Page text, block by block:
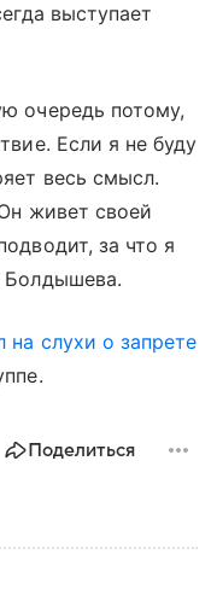
выступает
очередь потому,
Если я не буду
весь смысл.
живет своей
за что я
Болдышева.
на слухи о запрете
Поделиться